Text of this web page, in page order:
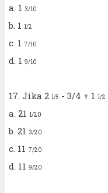
a. 1 3/10
b. 1 1/2
c. 1 7/10
d. 1 9/10
17. Jika 2 1/5 - 3/4 + 1 1/2
a. 21 1/20
b. 21 3/20
c. 11 7/20
d. 11 9/20